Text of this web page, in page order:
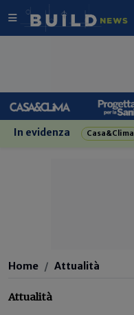
In evidenza Casa&Clima
Home Attualità
Attualità